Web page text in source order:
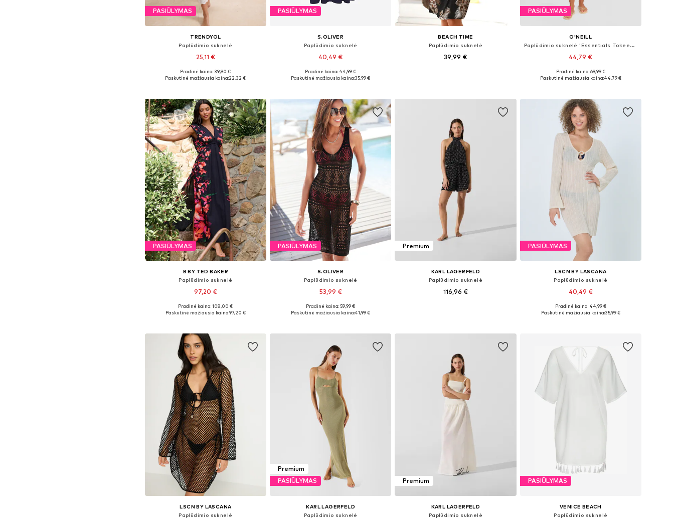
PASIŪLYMAS
TRENDYOL
Paplūdimio suknelė
25,11 €
Galimi dydžiai: 36-38, 40-42
Pradinė kaina: 39,90 €
Paskutinė mažiausia kaina:22,32 €
PASIŪLYMAS
S.OLIVER
Paplūdimio suknelė
40,49 €
Galimi dydžiai: 34, 36, 38, 40, 42
Pradinė kaina: 44,99 €
Paskutinė mažiausia kaina:35,99 €
BEACH TIME
Paplūdimio suknelė
39,99 €
PASIŪLYMAS
O'NEILL
Paplūdimio suknelė 'Essentials Tokeena'
44,79 €
Galimi dydžiai: 36, 38, 40
Pradinė kaina: 69,99 €
Paskutinė mažiausia kaina:44,79 €
PASIŪLYMAS
B BY TED BAKER
Paplūdimio suknelė
97,20 €
Galimi dydžiai: 34, 36-38, 44-46, 48-50
Pradinė kaina: 108,00 €
Paskutinė mažiausia kaina:97,20 €
PASIŪLYMAS
S.OLIVER
Paplūdimio suknelė
53,99 €
Galimi dydžiai: 34, 36, 38, 42
Pradinė kaina: 59,99 €
Paskutinė mažiausia kaina:41,99 €
Premium
KARL LAGERFELD
Paplūdimio suknelė
116,96 €
PASIŪLYMAS
LSCN BY LASCANA
Paplūdimio suknelė
40,49 €
Yra daugybė dydžių
Pradinė kaina: 44,99 €
Paskutinė mažiausia kaina:35,99 €
LSCN BY LASCANA
Paplūdimio suknelė
Premium
PASIŪLYMAS
KARL LAGERFELD
Paplūdimio suknelė
Premium
KARL LAGERFELD
Paplūdimio suknelė
PASIŪLYMAS
VENICE BEACH
Paplūdimio suknelė